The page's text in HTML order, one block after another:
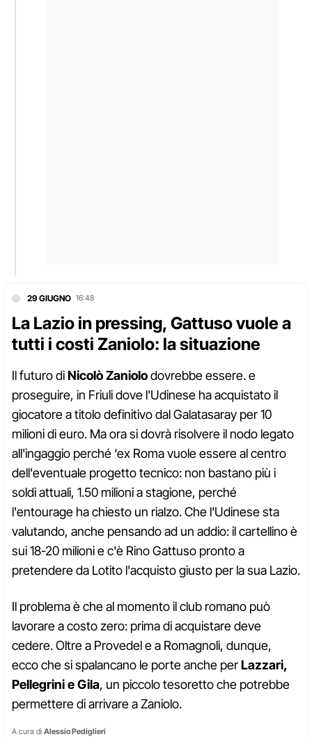
29 GIUGNO 16:48
La Lazio in pressing, Gattuso vuole a
tutti i costi Zaniolo: la situazione
Il futuro diNicolò Zaniolodovrebbe essere. e
proseguire, in Friuli dove l'Udinese ha acquistato il
giocatore a titolo definitivo dal Galatasaray per 10
milioni di euro. Ma ora si dovrà risolvere il nodo legato
all'ingaggio perché ‘ex Roma vuole essere al centro
dell'eventuale progetto tecnico: non bastano più i
soldi attuali, 1.50 milioni a stagione, perché
l'entourage ha chiesto un rialzo. Che l'Udinese sta
valutando, anche pensando ad un addio: il cartellino è
sui 18-20 milioni e c'è Rino Gattuso pronto a
pretendere da Lotito l'acquisto giusto per la sua Lazio.
Il problema è che al momento il club romano può
lavorare a costo zero: prima di acquistare deve
cedere. Oltre a Provedel e a Romagnoli, dunque,
ecco che si spalancano le porte anche perLazzari,
Pellegrini e Gila, un piccolo tesoretto che potrebbe
permettere di arrivare a Zaniolo.
A cura di Alessio Pediglieri